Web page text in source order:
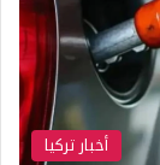
أخبار تركيا